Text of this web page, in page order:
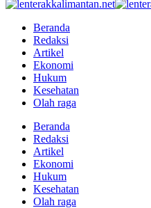
Beranda
Redaksi
Artikel
Ekonomi
Hukum
Kesehatan
Olah raga
Beranda
Redaksi
Artikel
Ekonomi
Hukum
Kesehatan
Olah raga